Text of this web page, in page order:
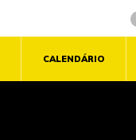
CALENDÁRIO